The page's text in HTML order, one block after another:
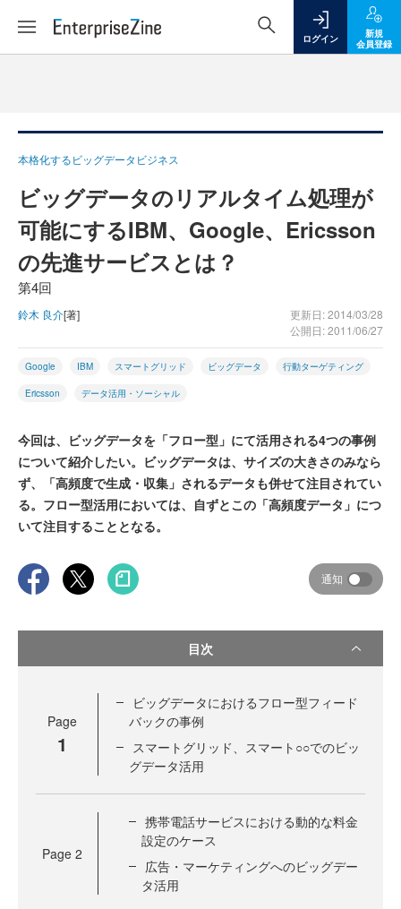
ログイン
新規
会員登録
本格化するビッグデータビジネス
ビッグデータのリアルタイム処理が
可能にするIBM、Google、Ericsson
の先進サービスとは？
第4回
鈴木 良介[著]
更新日: 2014/03/28
公開日: 2011/06/27
Google IBM スマートグリッド ビッグデータ 行動ターゲティング
Ericsson データ活用・ソーシャル
今回は、ビッグデータを「フロー型」にて活用される4つの事例
について紹介したい。ビッグデータは、サイズの大きさのみなら
ず、「高頻度で生成・収集」されるデータも併せて注目されてい
る。フロー型活用においては、自ずとこの「高頻度データ」につ
いて注目することとなる。
通知
目次
Page
1
ビッグデータにおけるフロー型フィード
バックの事例
スマートグリッド、スマート○○でのビッ
グデータ活用
Page 2
携帯電話サービスにおける動的な料金
設定のケース
広告・マーケティングへのビッグデー
タ活用